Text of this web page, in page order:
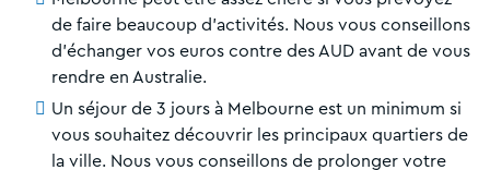
de faire beaucoup d'activités. Nous vous conseillons
d'échanger vos euros contre des AUD avant de vous
rendre en Australie.
Un séjour de 3 jours à Melbourne est un minimum si
vous souhaitez découvrir les principaux quartiers de
la ville. Nous vous conseillons de prolonger votre